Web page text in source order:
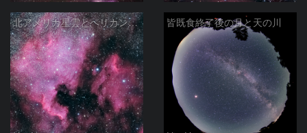
北アメリカ星雲とペリカン星雲 皆既食終了後の月と天の川